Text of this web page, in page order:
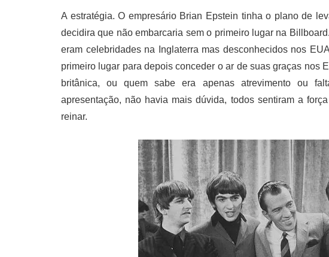
A estratégia. O empresário Brian Epstein tinha o plano de
decidira que não embarcaria sem o primeiro lugar na
eram celebridades na Inglaterra mas desconhecidos nos
primeiro lugar para depois conceder o ar de suas graças nos
britânica, ou quem sabe era apenas atrevimento ou
apresentação, não havia mais dúvida, todos sentiram a
reinar.